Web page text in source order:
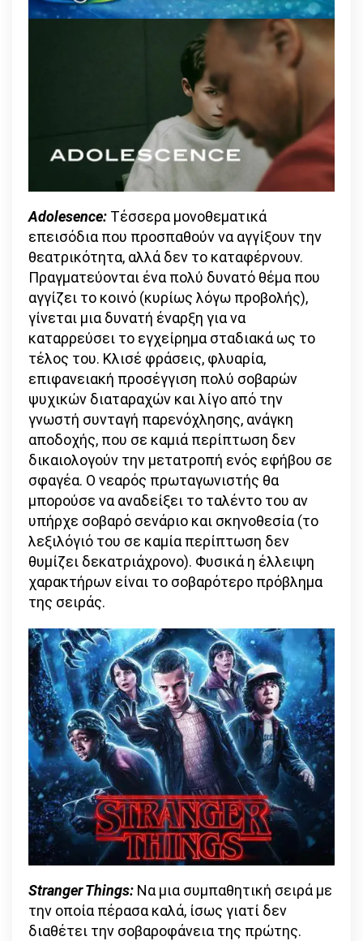
Adolesence: Τέσσερα μονοθεματικά
επεισόδια που προσπαθούν να αγγίξουν την
θεατρικότητα, αλλά δεν το καταφέρνουν.
Πραγματεύονται ένα πολύ δυνατό θέμα που
αγγίζει το κοινό (κυρίως λόγω προβολής),
γίνεται μια δυνατή έναρξη για να
καταρρεύσει το εγχείρημα σταδιακά ως το
τέλος του. Κλισέ φράσεις, φλυαρία,
επιφανειακή προσέγγιση πολύ σοβαρών
ψυχικών διαταραχών και λίγο από την
γνωστή συνταγή παρενόχλησης, ανάγκη
αποδοχής, που σε καμιά περίπτωση δεν
δικαιολογούν την μετατροπή ενός εφήβου σε
σφαγέα. Ο νεαρός πρωταγωνιστής θα
μπορούσε να αναδείξει το ταλέντο του αν
υπήρχε σοβαρό σενάριο και σκηνοθεσία (το
λεξιλόγιό του σε καμία περίπτωση δεν
θυμίζει δεκατριάχρονο). Φυσικά η έλλειψη
χαρακτήρων είναι το σοβαρότερο πρόβλημα
της σειράς.
Stranger Things: Να μια συμπαθητική σειρά με
την οποία πέρασα καλά, ίσως γιατί δεν
διαθέτει την σοβαροφάνεια της πρώτης.